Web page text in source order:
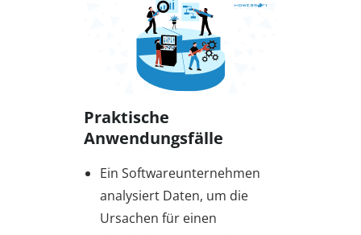
Praktische
Anwendungsfälle
Ein Softwareunternehmen
analysiert Daten, um die
Ursachen für einen